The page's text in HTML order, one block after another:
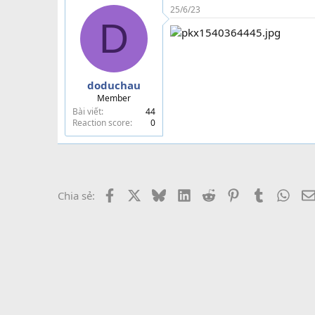
D
doduchau
Member
Bài viết
44
Reaction score
0
25/6/23
Chia sẻ: Facebook BlueskyLinkedIn
Reddit PinterestTumblr